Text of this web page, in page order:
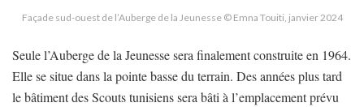
Façade sud-ouest de l’Auberge de la Jeunesse © Emna Touiti, janvier 2024
Seule l’Auberge de la Jeunesse sera finalement construite en 1964.
Elle se situe dans la pointe basse du terrain. Des années plus tard
le bâtiment des Scouts tunisiens sera bâti à l’emplacement prévu